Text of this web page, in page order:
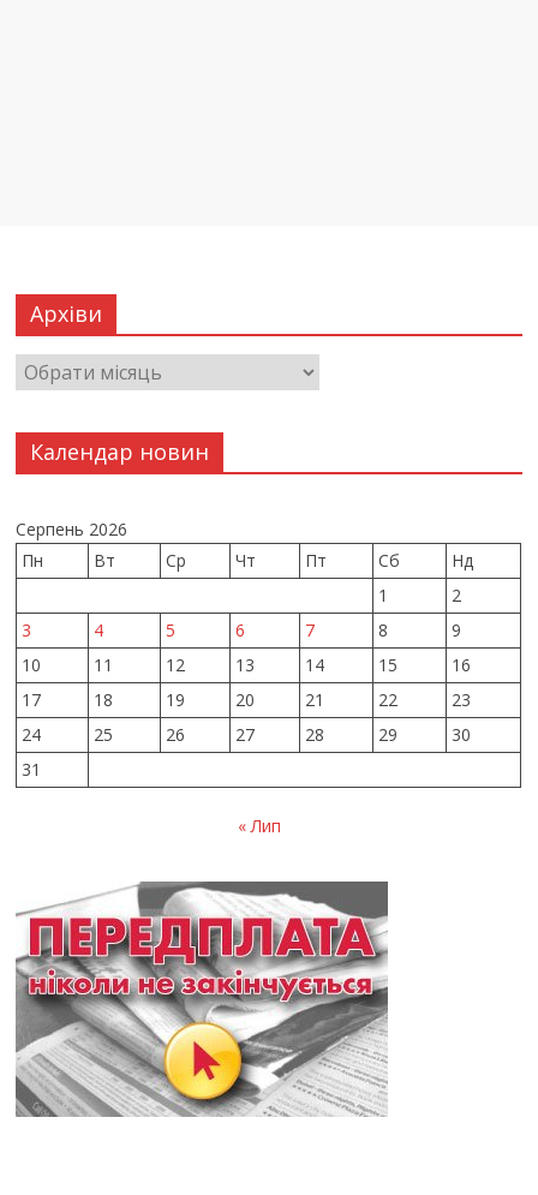
Архіви
Календар новин
Серпень 2026
Пн
Вт Ср Чт Пт Сб
Нд
1
2
3
4 5 6 7 8
9
10
11 12 13 14 15
16
17
18 19 20 21 22
23
24
25 26 27 28 29
30
31
« Лип